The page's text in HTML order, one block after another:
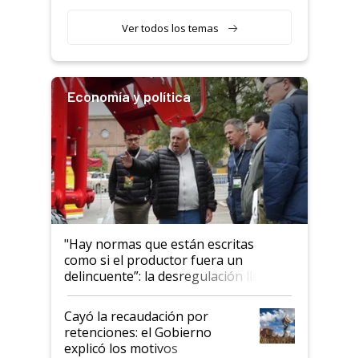
Ver todos los temas
Economía y política
"Hay normas que están escritas
como si el productor fuera un
delincuente”: la desregulación llegó
al Congreso Aapresid y hasta se
habló del financiamiento al IPCVA
Cayó la recaudación por
retenciones: el Gobierno
explicó los motivos